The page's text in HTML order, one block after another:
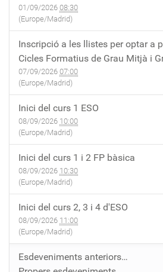
01/09/2026 08:30
(Europe/Madrid)
Inscripció a les llistes per optar a
Cicles Formatius de Grau Mitjà i
07/09/2026 07:00
(Europe/Madrid)
Inici del curs 1 ESO
08/09/2026 10:00
(Europe/Madrid)
Inici del curs 1 i 2 FP bàsica
08/09/2026 10:30
(Europe/Madrid)
Inici del curs 2, 3 i 4 d'ESO
08/09/2026 11:00
(Europe/Madrid)
Esdeveniments anteriors…